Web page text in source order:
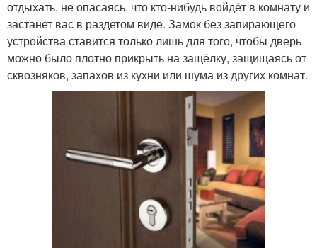
отдыхать, не опасаясь, что кто-нибудь войдёт в комнату и
застанет вас в раздетом виде. Замок без запирающего
устройства ставится только лишь для того, чтобы дверь
можно было плотно прикрыть на защёлку, защищаясь от
сквозняков, запахов из кухни или шума из других комнат.